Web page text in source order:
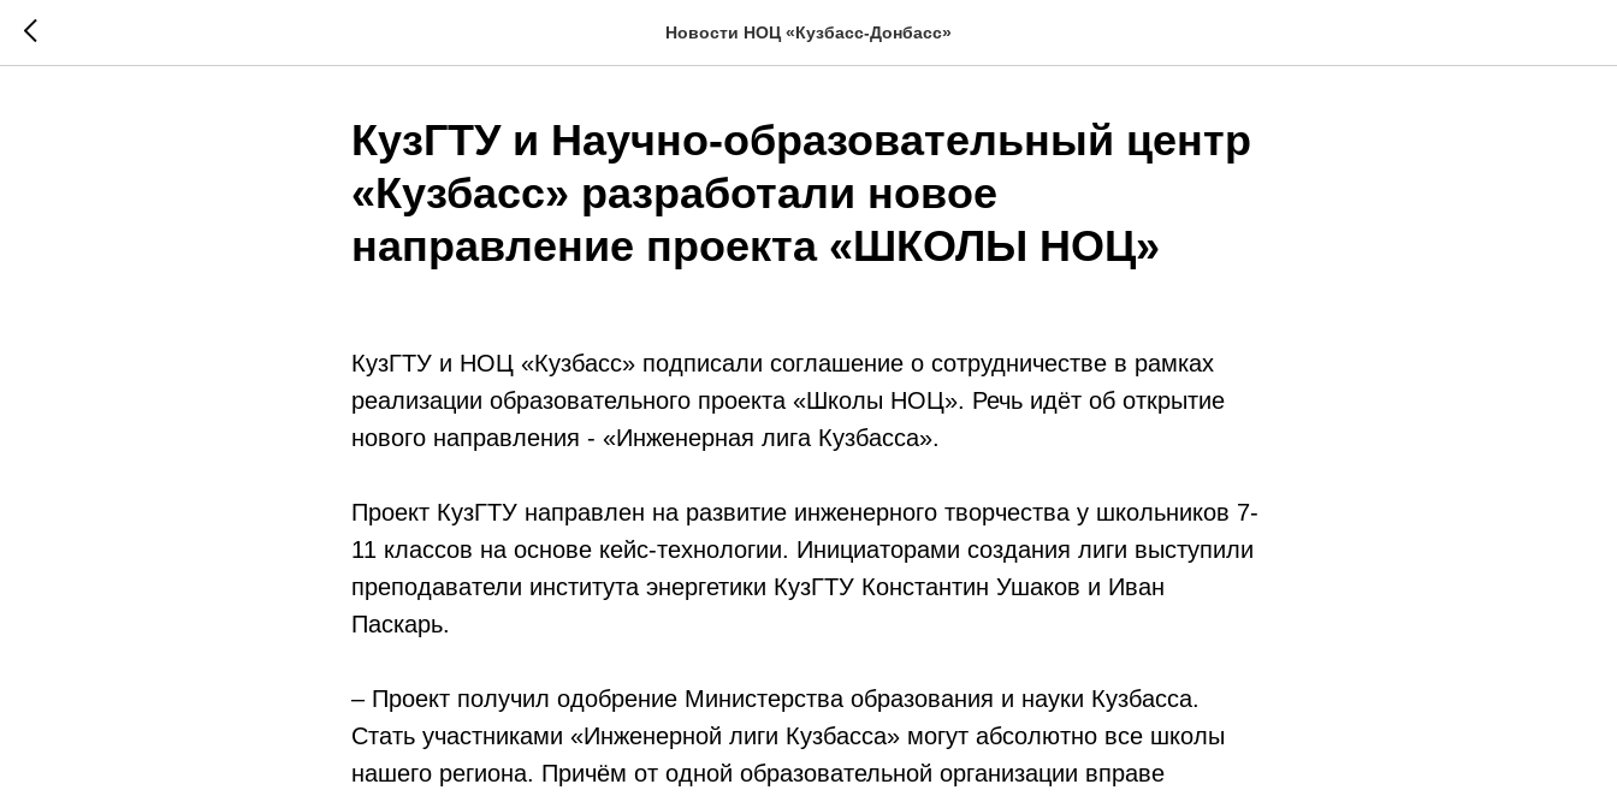
Новости НОЦ «Кузбасс-Донбасс»
КузГТУ и Научно-образовательный центр
«Кузбасс» разработали новое
направление проекта «ШКОЛЫ НОЦ»
КузГТУ и НОЦ «Кузбасс» подписали соглашение о сотрудничестве в рамках
реализации образовательного проекта «Школы НОЦ». Речь идёт об открытие
нового направления - «Инженерная лига Кузбасса».
Проект КузГТУ направлен на развитие инженерного творчества у школьников 7-
11 классов на основе кейс-технологии. Инициаторами создания лиги выступили
преподаватели института энергетики КузГТУ Константин Ушаков и Иван
Паскарь.
– Проект получил одобрение Министерства образования и науки Кузбасса.
Стать участниками «Инженерной лиги Кузбасса» могут абсолютно все школы
нашего региона. Причём от одной образовательной организации вправе